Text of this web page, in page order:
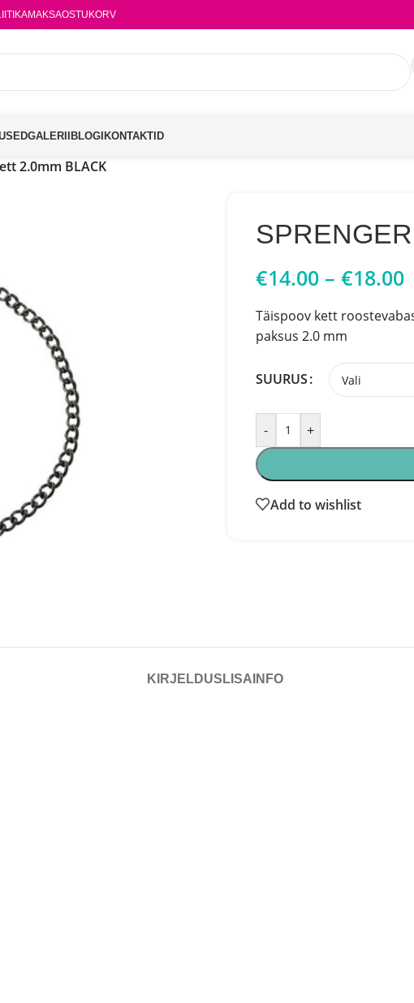
MAKSAOSTUKORV
GALERIIBLOGIKONTAKTID
2.0mm BLACK
€14.00 – €18.00
Täispoov kett
paksus 2.0 mm
SUURUS
- +
Add to wishlist
KIRJELDUS LISAINFO